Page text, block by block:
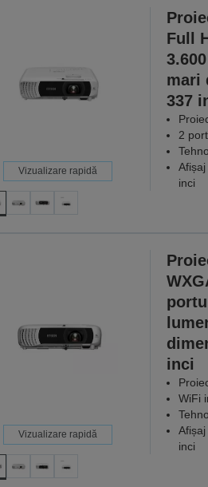
Vizualizare rapidă
Full
mari
337
2
inci
Vizualizare rapidă
inci
WiFi
inci